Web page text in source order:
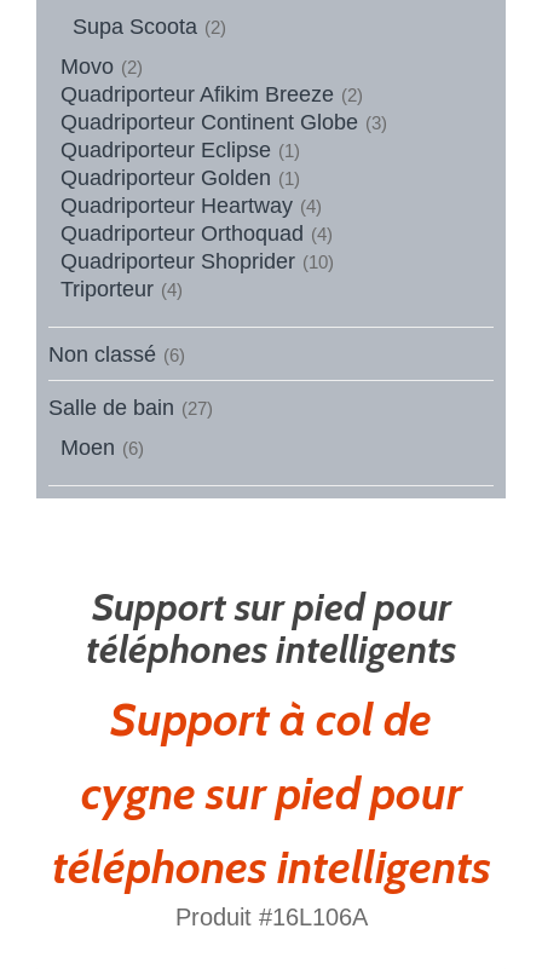
Supa Scoota (2)
Movo (2)
Quadriporteur Afikim Breeze (2)
Quadriporteur Continent Globe (3)
Quadriporteur Eclipse (1)
Quadriporteur Golden (1)
Quadriporteur Heartway (4)
Quadriporteur Orthoquad (4)
Quadriporteur Shoprider (10)
Triporteur (4)
Non classé (6)
Salle de bain (27)
Moen (6)
Support sur pied pour
téléphones intelligents
Support à col de
cygne sur pied pour
téléphones intelligents
Produit #16L106A